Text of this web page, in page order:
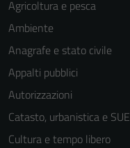
Agricoltura e pesca
Ambiente
Anagrafe e stato civile
Appalti pubblici
Autorizzazioni
Catasto, urbanistica e SUE
Cultura e tempo libero